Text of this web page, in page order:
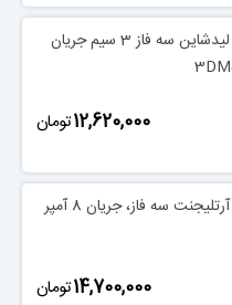
درایور استپ موتور لیدشاین سه فاز 3 سیم جریان
‎12,620,000تومان
درایور استپ موتور آرتلیجنت سه فاز، جریان 8 آمپر
‎14,700,000تومان